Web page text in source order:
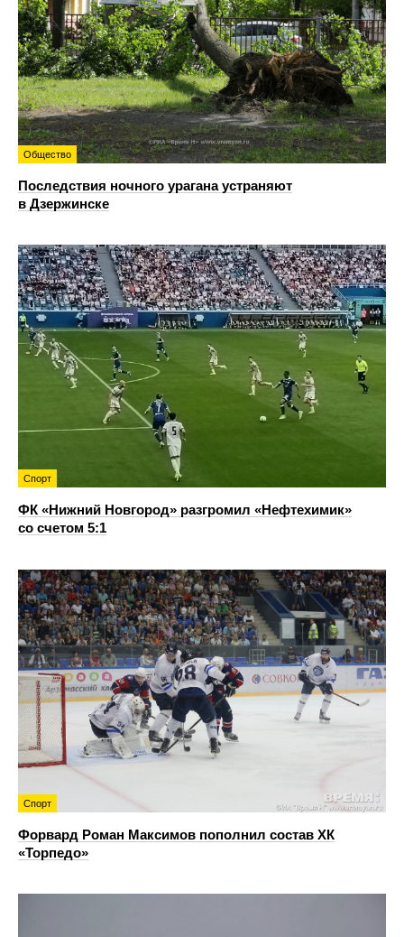
Общество
Последствия ночного урагана устраняют
в Дзержинске
Спорт
ФК «Нижний Новгород» разгромил «Нефтехимик»
со счетом 5:1
Спорт
Форвард Роман Максимов пополнил состав ХК
«Торпедо»